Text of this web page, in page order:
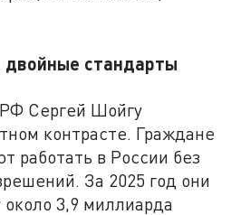
двойные стандарты
Сергей Шойгу
контрасте. Граждане
работать в России без
За 2025 год они
3,9 миллиарда